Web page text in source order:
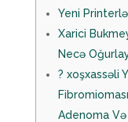
Yeni
Xarici
Necə
? ️xoşxassəli
Adenoma Və